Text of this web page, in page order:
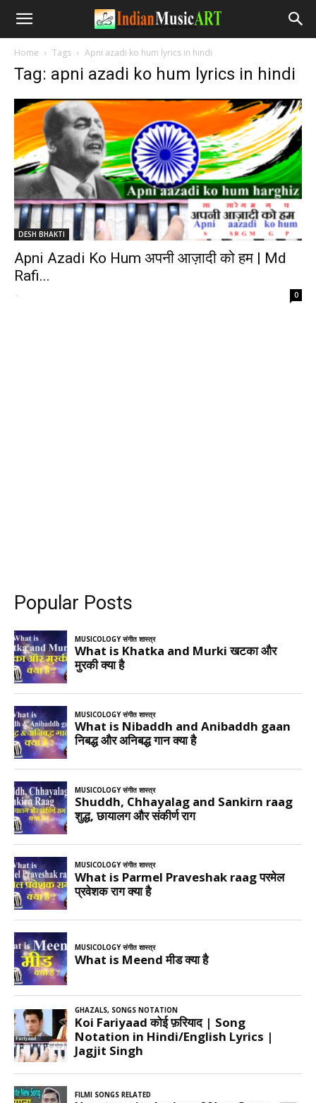
Home Tags Apni azadi ko hum lyrics in hindi
Tag: apni azadi ko hum lyrics in hindi
DESH BHAKTI
Apni Azadi Ko Hum अपनी आज़ादी को हम | Md
Rafi...
- 0
Popular Posts